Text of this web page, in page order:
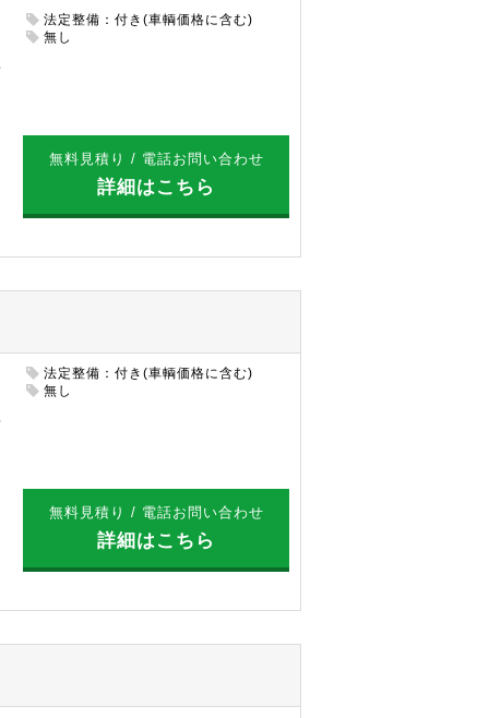
法定整備：付き(車輌価格に含む)
無し
無料見積り / 電話お問い合わせ
詳細はこちら
法定整備：付き(車輌価格に含む)
無し
無料見積り / 電話お問い合わせ
詳細はこちら